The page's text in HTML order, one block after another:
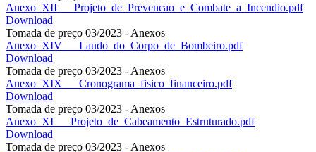
Anexo_XII___Projeto_de_Prevencao_e_Combate_a_Incendio.pdf
Download
Tomada de preço 03/2023 - Anexos
Anexo_XIV___Laudo_do_Corpo_de_Bombeiro.pdf
Download
Tomada de preço 03/2023 - Anexos
Anexo_XIX___Cronograma_fisico_financeiro.pdf
Download
Tomada de preço 03/2023 - Anexos
Anexo_XI___Projeto_de_Cabeamento_Estruturado.pdf
Download
Tomada de preço 03/2023 - Anexos